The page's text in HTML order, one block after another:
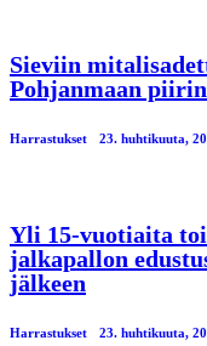
Sieviin
Pohjanmaan
Harrastukset 23. huhtikuuta,
Yli 15-vuotiaita
jalkapallon
jälkeen
Harrastukset 23. huhtikuuta,